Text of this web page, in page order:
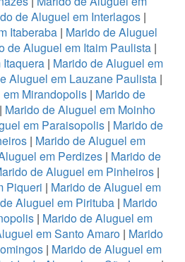
de Aluguel em Interlagos|
Itaberaba| Marido de Aluguel
de Aluguel em Itaim Paulista |
| Marido de Aluguel em
Aluguel em Lauzane Paulista |
Mirandopolis| Marido de
Marido de Aluguel em Moinho
em Paraisopolis| Marido de
| Marido de Aluguel em
em Perdizes| Marido de
de Aluguel em Pinheiros|
Piqueri | Marido de Aluguel em
Aluguel em Pirituba| Marido
| Marido de Aluguel em
em Santo Amaro | Marido
| Marido de Aluguel em